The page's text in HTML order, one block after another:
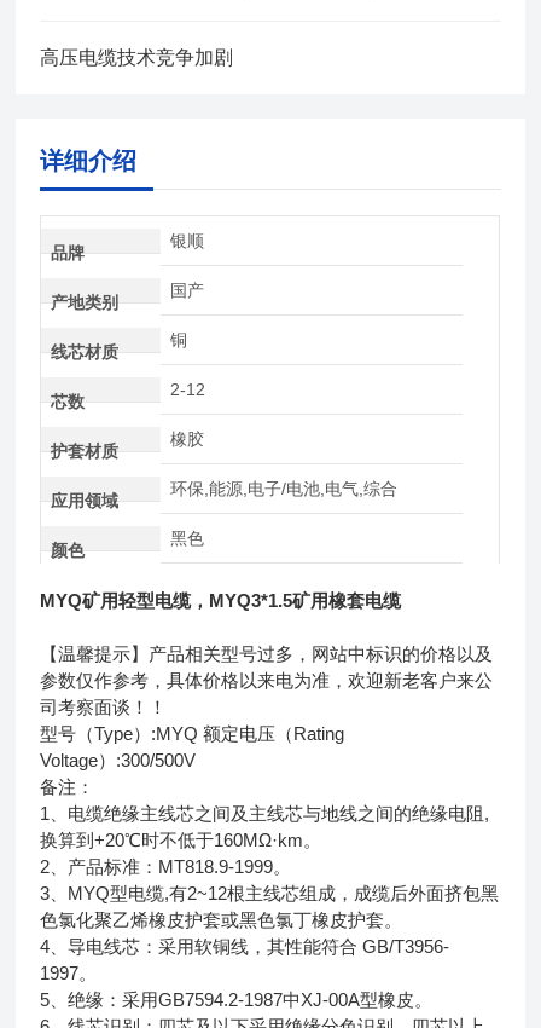
高压电缆技术竞争加剧
详细介绍
品牌
银顺
产地类别
国产
线芯材质
铜
芯数
2-12
护套材质
橡胶
应用领域
环保,能源,电子/电池,电气,综合
颜色
黑色
MYQ矿用轻型电缆，MYQ3*1.5矿用橡套电缆
【温馨提示】产品相关型号过多，网站中标识的价格以及
参数仅作参考，具体价格以来电为准，欢迎新老客户来公
司考察面谈！！
型号（Type）:MYQ 额定电压（Rating
Voltage）:300/500V
备注：
1、电缆绝缘主线芯之间及主线芯与地线之间的绝缘电阻,
换算到+20℃时不低于160MΩ·km。
2、产品标准：MT818.9-1999。
3、MYQ型电缆,有2~12根主线芯组成，成缆后外面挤包黑
色氯化聚乙烯橡皮护套或黑色氯丁橡皮护套。
4、导电线芯：采用软铜线，其性能符合 GB/T3956-
1997。
5、绝缘：采用GB7594.2-1987中XJ-00A型橡皮。